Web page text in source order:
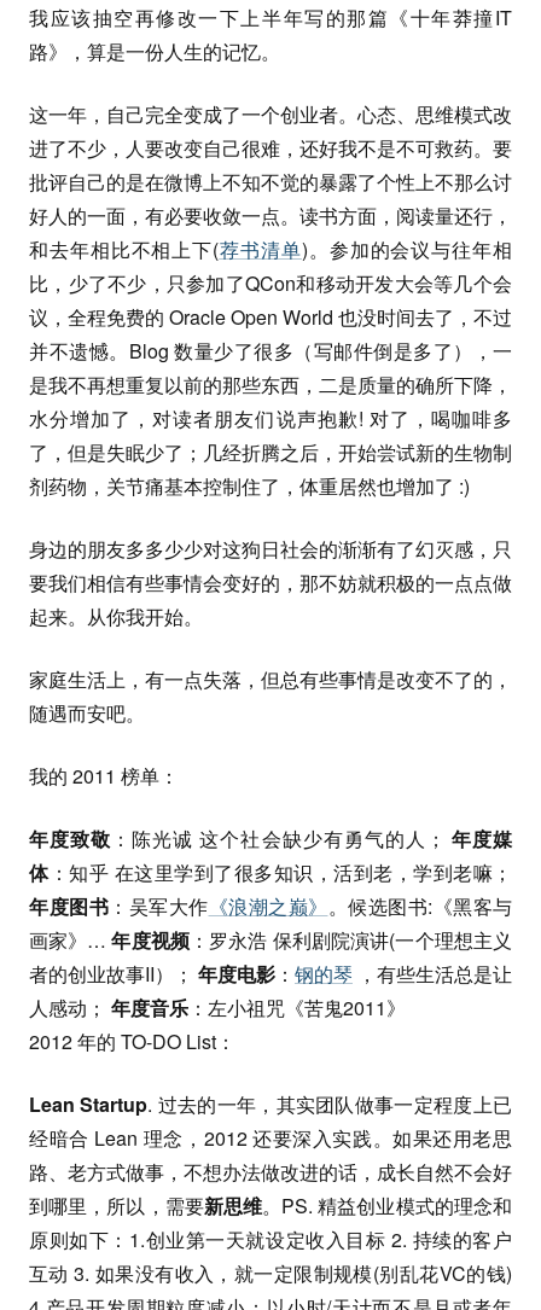
我应该抽空再修改一下上半年写的那篇《十年莽撞IT
路》，算是一份人生的记忆。
这一年，自己完全变成了一个创业者。心态、思维模式改
进了不少，人要改变自己很难，还好我不是不可救药。要
批评自己的是在微博上不知不觉的暴露了个性上不那么讨
好人的一面，有必要收敛一点。读书方面，阅读量还行，
和去年相比不相上下(荐书清单)。参加的会议与往年相
比，少了不少，只参加了QCon和移动开发大会等几个会
议，全程免费的 Oracle Open World 也没时间去了，不过
并不遗憾。Blog 数量少了很多（写邮件倒是多了），一
是我不再想重复以前的那些东西，二是质量的确所下降，
水分增加了，对读者朋友们说声抱歉! 对了，喝咖啡多
了，但是失眠少了；几经折腾之后，开始尝试新的生物制
剂药物，关节痛基本控制住了，体重居然也增加了 :)
身边的朋友多多少少对这狗日社会的渐渐有了幻灭感，只
要我们相信有些事情会变好的，那不妨就积极的一点点做
起来。从你我开始。
家庭生活上，有一点失落，但总有些事情是改变不了的，
随遇而安吧。
我的 2011 榜单：
年度致敬 ：陈光诚 这个社会缺少有勇气的人； 年度媒
体：知乎 在这里学到了很多知识，活到老，学到老嘛；
年度图书 ：吴军大作 《浪潮之巅》 。候选图书:《黑客与
画家》…年度视频：罗永浩 保利剧院演讲(一个理想主义
者的创业故事II）； 年度电影 ： 钢的琴 ，有些生活总是让
人感动； 年度音乐 ：左小祖咒《苦鬼2011》
2012 年的 TO-DO List：
Lean Startup. 过去的一年，其实团队做事一定程度上已
经暗合 Lean 理念，2012 还要深入实践。如果还用老思
路、老方式做事，不想办法做改进的话，成长自然不会好
到哪里，所以，需要新思维。PS. 精益创业模式的理念和
原则如下：1.创业第一天就设定收入目标 2. 持续的客户
互动 3. 如果没有收入，就一定限制规模(别乱花VC的钱)